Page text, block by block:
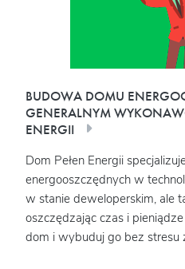
BUDOWA DOMU
GENERALNYM
ENERGII
Dom Pełen Energii
energooszczędnych w
w stanie deweloperskim, ale
oszczędzając czas i
dom i wybuduj go bez stresu